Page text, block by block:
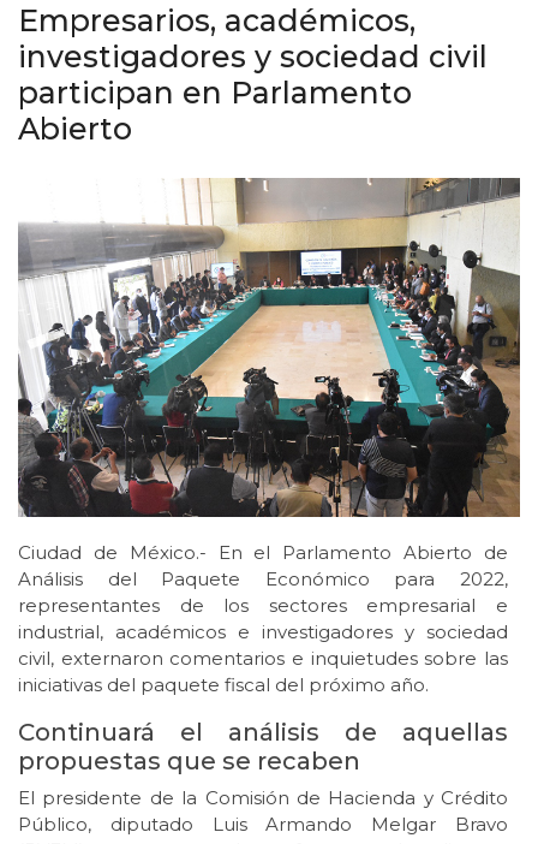
Empresarios, académicos,
investigadores y sociedad civil
participan en Parlamento
Abierto
Ciudad de México.- En el Parlamento Abierto de
Análisis del Paquete Económico para 2022,
representantes de los sectores empresarial e
industrial, académicos e investigadores y sociedad
civil, externaron comentarios e inquietudes sobre las
iniciativas del paquete fiscal del próximo año.
Continuará el análisis de aquellas
propuestas que se recaben
El presidente de la Comisión de Hacienda y Crédito
Público, diputado Luis Armando Melgar Bravo